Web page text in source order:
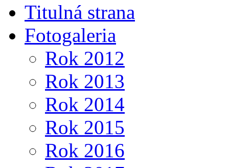
Titulná strana
Fotogaleria
Rok 2012
Rok 2013
Rok 2014
Rok 2015
Rok 2016